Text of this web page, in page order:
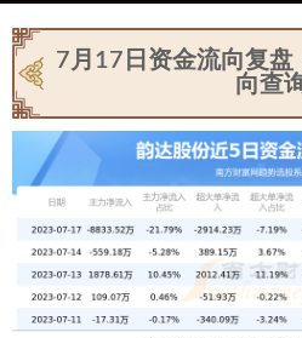
亮点 创业板 资料 复盘
7月17日资金流向复盘
向查